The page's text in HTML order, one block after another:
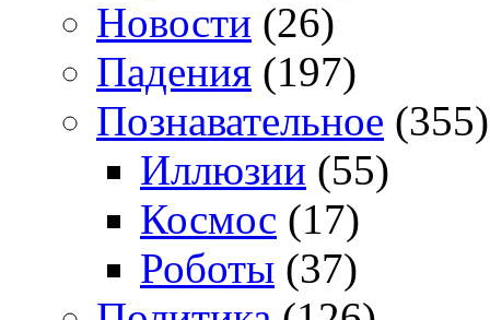
Новости (26)
Падения (197)
Познавательное (355)
Иллюзии (55)
Космос (17)
Роботы (37)